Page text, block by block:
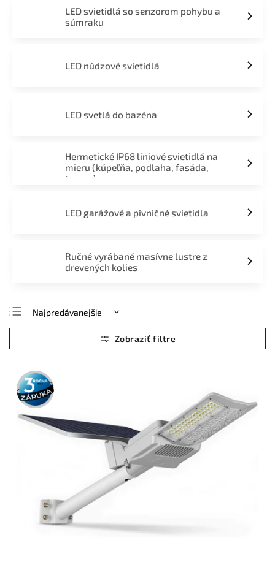
LED svietidlá so senzorom pohybu a
súmraku
LED núdzové svietidlá
LED svetlá do bazéna
Hermetické IP68 líniové svietidlá na
mieru (kúpeľňa, podlaha, fasáda,
terasa)
LED garážové a pivničné svietidla
Ručné vyrábané masívne lustre z
drevených kolies
Najpredávanejšie
Najlacnejšie
Najdrahšie
Abecedne
3 roky
záruka